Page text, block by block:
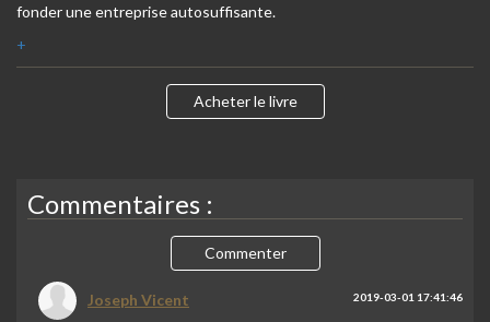
fonder une entreprise autosuffisante.
+
Acheter le livre
Commentaires :
Commenter
Joseph Vicent 2019-03-01 17:41:46